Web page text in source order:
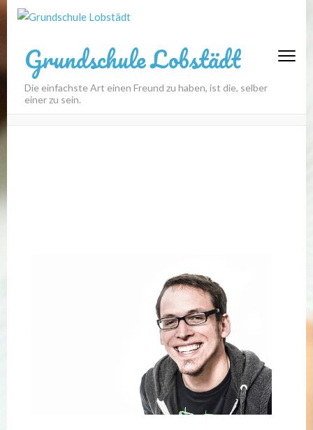
Grundschule Lobstädt
Die einfachste Art einen Freund zu haben, ist die, selber
einer zu sein.